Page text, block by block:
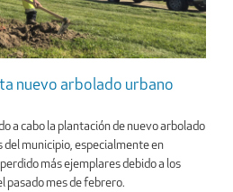
nuevo arbolado urbano
a cabo la plantación de nuevo arbolado
del municipio, especialmente en
más ejemplares debido a los
mes de febrero.